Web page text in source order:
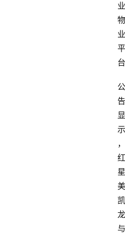
业
物
业
平
台
公
告
显
示
，
红
星
美
凯
龙
与